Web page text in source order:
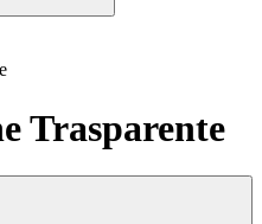
Trasparente